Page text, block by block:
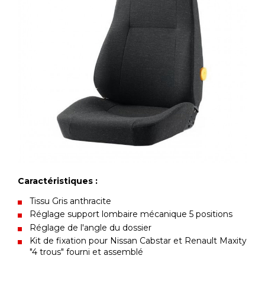
Caractéristiques :
Tissu Gris anthracite
Réglage support lombaire mécanique 5 positions
Réglage de l'angle du dossier
Kit de fixation pour Nissan Cabstar et Renault Maxity
"4 trous" fourni et assemblé